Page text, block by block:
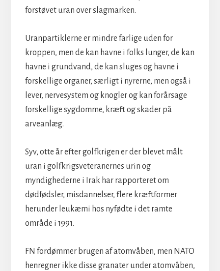
forstøvet uran over slagmarken.
Uranpartiklerne er mindre farlige uden for
kroppen, men de kan havne i folks lunger, de kan
havne i grundvand, de kan sluges og havne i
forskellige organer, særligt i nyrerne, men også i
lever, nervesystem og knogler og kan forårsage
forskellige sygdomme, kræft og skader på
arveanlæg.
Syv, otte år efter golfkrigen er der blevet målt
uran i golfkrigsveteranernes urin og
myndighederne i Irak har rapporteret om
dødfødsler, misdannelser, flere kræftformer
herunder leukæmi hos nyfødte i det ramte
område i 1991.
FN fordømmer brugen af atomvåben, men NATO
henregner ikke disse granater under atomvåben,